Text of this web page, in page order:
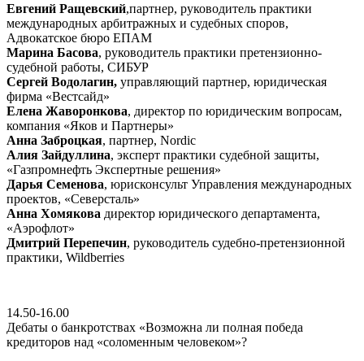
Евгений Ращевский,партнер, руководитель практики
международных арбитражных и судебных споров,
Адвокатское бюро ЕПАМ
Марина Басова, руководитель практики претензионно-
судебной работы, СИБУР
Сергей Водолагин, управляющий партнер, юридическая
фирма «Вестсайд»
Елена Жаворонкова, директор по юридическим вопросам,
компания «Яков и Партнеры»
Анна Заброцкая, партнер, Nordic
Алия Зайдуллина, эксперт практики судебной защиты,
«Газпромнефть Экспертные решения»
Дарья Семенова, юрисконсульт Управления международных
проектов, «Северсталь»
Анна Хомякова директор юридического департамента,
«Аэрофлот»
Дмитрий Перепечин, руководитель судебно-претензионной
практики, Wildberries
14.50-16.00
Дебаты о банкротствах «Возможна ли полная победа
кредиторов над «соломенным человеком»?